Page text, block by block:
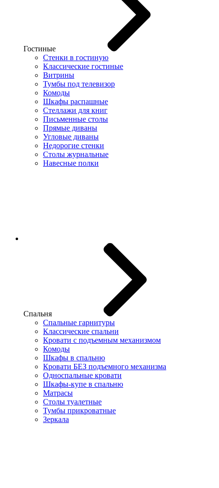
Гостиные
Стенки в гостиную
Классические гостиные
Витрины
Тумбы под телевизор
Комоды
Шкафы распашные
Стеллажи для книг
Письменные столы
Прямые диваны
Угловые диваны
Недорогие стенки
Столы журнальные
Навесные полки
Спальня
Спальные гарнитуры
Классические спальни
Кровати с подъемным механизмом
Комоды
Шкафы в спальню
Кровати БЕЗ подъемного механизма
Односпальные кровати
Шкафы-купе в спальню
Матрасы
Столы туалетные
Тумбы прикроватные
Зеркала